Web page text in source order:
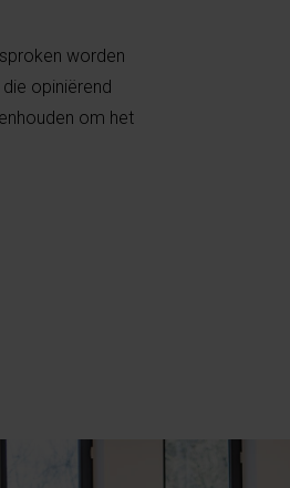
worden
opiniërend
om het